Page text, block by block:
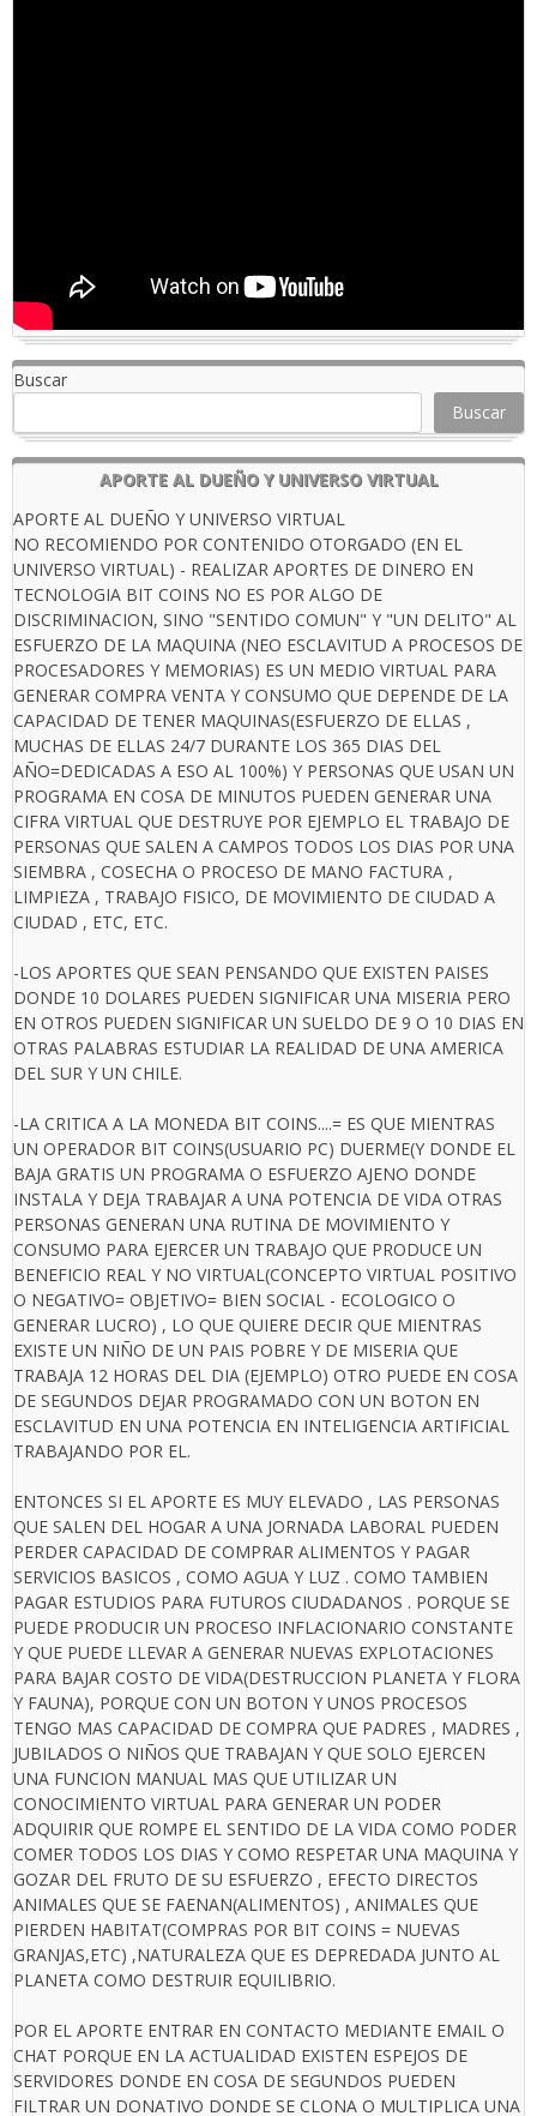
Buscar
Buscar
APORTE AL DUEÑO Y UNIVERSO VIRTUAL
APORTE AL DUEÑO Y UNIVERSO VIRTUAL
NO RECOMIENDO POR CONTENIDO OTORGADO (EN EL
UNIVERSO VIRTUAL) - REALIZAR APORTES DE DINERO EN
TECNOLOGIA BIT COINS NO ES POR ALGO DE
DISCRIMINACION, SINO "SENTIDO COMUN" Y "UN DELITO" AL
ESFUERZO DE LA MAQUINA (NEO ESCLAVITUD A PROCESOS DE
PROCESADORES Y MEMORIAS) ES UN MEDIO VIRTUAL PARA
GENERAR COMPRA VENTA Y CONSUMO QUE DEPENDE DE LA
CAPACIDAD DE TENER MAQUINAS(ESFUERZO DE ELLAS ,
MUCHAS DE ELLAS 24/7 DURANTE LOS 365 DIAS DEL
AÑO=DEDICADAS A ESO AL 100%) Y PERSONAS QUE USAN UN
PROGRAMA EN COSA DE MINUTOS PUEDEN GENERAR UNA
CIFRA VIRTUAL QUE DESTRUYE POR EJEMPLO EL TRABAJO DE
PERSONAS QUE SALEN A CAMPOS TODOS LOS DIAS POR UNA
SIEMBRA , COSECHA O PROCESO DE MANO FACTURA ,
LIMPIEZA , TRABAJO FISICO, DE MOVIMIENTO DE CIUDAD A
CIUDAD , ETC, ETC.
-LOS APORTES QUE SEAN PENSANDO QUE EXISTEN PAISES
DONDE 10 DOLARES PUEDEN SIGNIFICAR UNA MISERIA PERO
EN OTROS PUEDEN SIGNIFICAR UN SUELDO DE 9 O 10 DIAS EN
OTRAS PALABRAS ESTUDIAR LA REALIDAD DE UNA AMERICA
DEL SUR Y UN CHILE.
-LA CRITICA A LA MONEDA BIT COINS....= ES QUE MIENTRAS
UN OPERADOR BIT COINS(USUARIO PC) DUERME(Y DONDE EL
BAJA GRATIS UN PROGRAMA O ESFUERZO AJENO DONDE
INSTALA Y DEJA TRABAJAR A UNA POTENCIA DE VIDA OTRAS
PERSONAS GENERAN UNA RUTINA DE MOVIMIENTO Y
CONSUMO PARA EJERCER UN TRABAJO QUE PRODUCE UN
BENEFICIO REAL Y NO VIRTUAL(CONCEPTO VIRTUAL POSITIVO
O NEGATIVO= OBJETIVO= BIEN SOCIAL - ECOLOGICO O
GENERAR LUCRO) , LO QUE QUIERE DECIR QUE MIENTRAS
EXISTE UN NIÑO DE UN PAIS POBRE Y DE MISERIA QUE
TRABAJA 12 HORAS DEL DIA (EJEMPLO) OTRO PUEDE EN COSA
DE SEGUNDOS DEJAR PROGRAMADO CON UN BOTON EN
ESCLAVITUD EN UNA POTENCIA EN INTELIGENCIA ARTIFICIAL
TRABAJANDO POR EL.
ENTONCES SI EL APORTE ES MUY ELEVADO , LAS PERSONAS
QUE SALEN DEL HOGAR A UNA JORNADA LABORAL PUEDEN
PERDER CAPACIDAD DE COMPRAR ALIMENTOS Y PAGAR
SERVICIOS BASICOS , COMO AGUA Y LUZ . COMO TAMBIEN
PAGAR ESTUDIOS PARA FUTUROS CIUDADANOS . PORQUE SE
PUEDE PRODUCIR UN PROCESO INFLACIONARIO CONSTANTE
Y QUE PUEDE LLEVAR A GENERAR NUEVAS EXPLOTACIONES
PARA BAJAR COSTO DE VIDA(DESTRUCCION PLANETA Y FLORA
Y FAUNA), PORQUE CON UN BOTON Y UNOS PROCESOS
TENGO MAS CAPACIDAD DE COMPRA QUE PADRES , MADRES ,
JUBILADOS O NIÑOS QUE TRABAJAN Y QUE SOLO EJERCEN
UNA FUNCION MANUAL MAS QUE UTILIZAR UN
CONOCIMIENTO VIRTUAL PARA GENERAR UN PODER
ADQUIRIR QUE ROMPE EL SENTIDO DE LA VIDA COMO PODER
COMER TODOS LOS DIAS Y COMO RESPETAR UNA MAQUINA Y
GOZAR DEL FRUTO DE SU ESFUERZO , EFECTO DIRECTOS
ANIMALES QUE SE FAENAN(ALIMENTOS) , ANIMALES QUE
PIERDEN HABITAT(COMPRAS POR BIT COINS = NUEVAS
GRANJAS,ETC) ,NATURALEZA QUE ES DEPREDADA JUNTO AL
PLANETA COMO DESTRUIR EQUILIBRIO.
POR EL APORTE ENTRAR EN CONTACTO MEDIANTE EMAIL O
CHAT PORQUE EN LA ACTUALIDAD EXISTEN ESPEJOS DE
SERVIDORES DONDE EN COSA DE SEGUNDOS PUEDEN
FILTRAR UN DONATIVO DONDE SE CLONA O MULTIPLICA UNA